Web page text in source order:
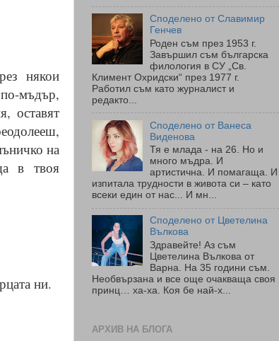
някои
мъдър,
оставят
на
в твоя
ни.
Споделено от Славимир
Генчев
Роден съм през 1953 г.
Завършил съм българска
филология в СУ „Св.
Климент Охридски“ през 1977 г.
Работил съм като журналист и
редакто...
Споделено от Ванеса
Виденова
Тя е млада - на 26. Но и
много мъдра. И
артистична. И помагаща. И
изпитала трудности в живота си – като
всеки един от нас... И мн...
Споделено от Цветелина
Вълкова
Здравейте! Аз съм
Цветелина Вълкова от
Варна. На 35 години съм.
Необвързана и все още очакваща своя
принц… ха-ха. Коя бе най-х...
АРХИВ НА БЛОГА